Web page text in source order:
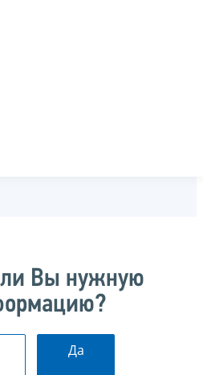
Вы нужную
Да